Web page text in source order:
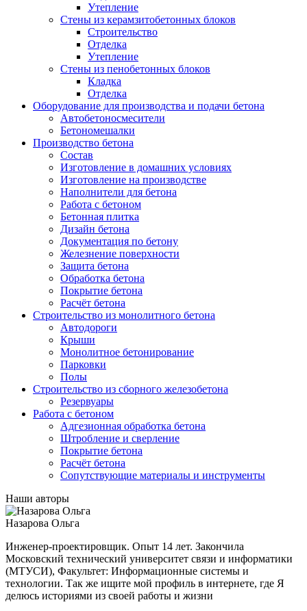
Утепление
Стены из керамзитобетонных блоков
Строительство
Отделка
Утепление
Стены из пенобетонных блоков
Кладка
Отделка
Оборудование для производства и подачи бетона
Автобетоносмесители
Бетономешалки
Производство бетона
Состав
Изготовление в домашних условиях
Изготовление на производстве
Наполнители для бетона
Работа с бетоном
Бетонная плитка
Дизайн бетона
Документация по бетону
Железнение поверхности
Защита бетона
Обработка бетона
Покрытие бетона
Расчёт бетона
Строительство из монолитного бетона
Автодороги
Крыши
Монолитное бетонирование
Парковки
Полы
Строительство из сборного железобетона
Резервуары
Работа с бетоном
Адгезионная обработка бетона
Штробление и сверление
Покрытие бетона
Расчёт бетона
Сопутствующие материалы и инструменты
Наши авторы
Назарова Ольга
Инженер-проектировщик. Опыт 14 лет. Закончила
Московский технический университет связи и информатики
(МТУСИ), Факультет: Информационные системы и
технологии. Так же ищите мой профиль в интернете, где Я
делюсь историями из своей работы и жизни